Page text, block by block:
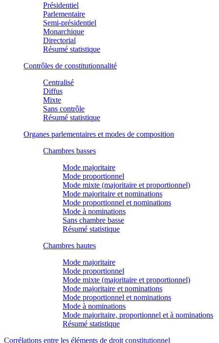
Présidentiel
Parlementaire
Semi-présidentiel
Monarchique
Directorial
Résumé statistique
Contrôles de constitutionnalité
Centralisé
Diffus
Mixte
Sans contrôle
Résumé statistique
Organes parlementaires et modes de composition
Chambres basses
Mode majoritaire
Mode proportionnel
Mode mixte (majoritaire et proportionnel)
Mode majoritaire et nominations
Mode proportionnel et nominations
Mode à nominations
Sans chambre basse
Résumé statistique
Chambres hautes
Mode majoritaire
Mode proportionnel
Mode mixte (majoritaire et proportionnel)
Mode majoritaire et nominations
Mode proportionnel et nominations
Mode à nominations
Mode majoritaire, proportionnel et à nominations
Résumé statistique
Corrélations entre les éléments de droit constitutionnel